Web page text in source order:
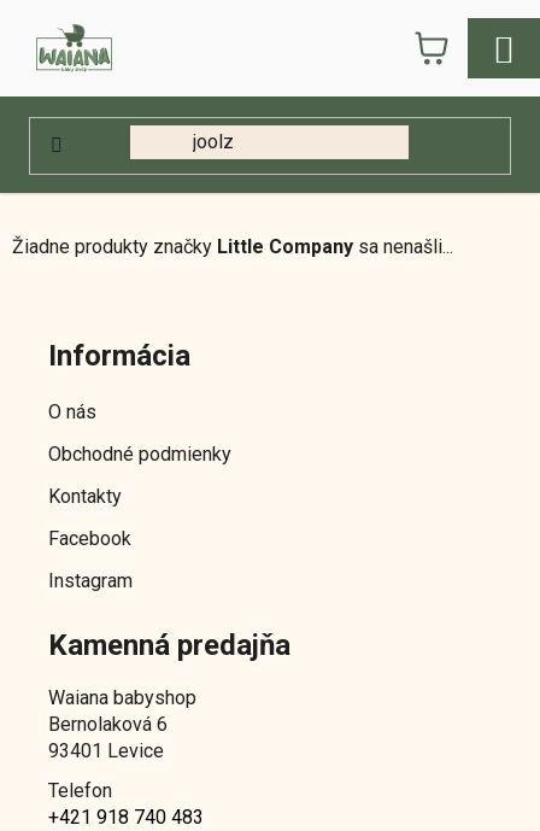
obsah
KOŠÍK
Little Company
Žiadne produkty značky Little Company sa nenašli...
Informácia
O nás
Obchodné podmienky
Kontakty
Facebook
Instagram
Kamenná predajňa
Waiana babyshop
Bernolaková 6
93401 Levice
Telefon
+421 918 740 483